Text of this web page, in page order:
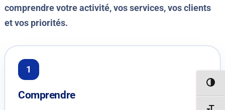
comprendre votre activité, vos services, vos clients
et vos priorités.
Comprendre